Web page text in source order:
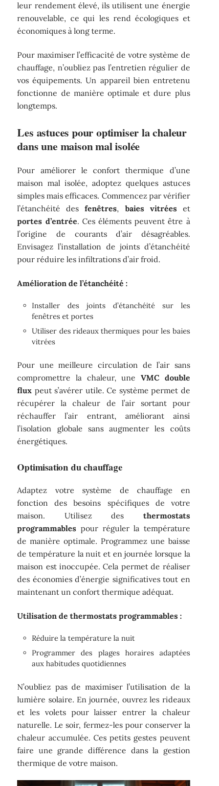
leur rendement élevé, ils utilisent une énergie
renouvelable, ce qui les rend écologiques et
économiques à long terme.
Pour maximiser l’efficacité de votre système de
chauffage, n’oubliez pas l’entretien régulier de
vos équipements. Un appareil bien entretenu
fonctionne de manière optimale et dure plus
longtemps.
Les astuces pour optimiser la chaleur
dans une maison mal isolée
Pour améliorer le confort thermique d’une
maison mal isolée, adoptez quelques astuces
simples mais efficaces. Commencez par vérifier
l’étanchéité desfenêtres, baies vitréeset
portes d’entrée. Ces éléments peuvent être à
l’origine de courants d’air désagréables.
Envisagez l’installation de joints d’étanchéité
pour réduire les infiltrations d’air froid.
Amélioration de l’étanchéité :
Installer des joints d’étanchéité sur les
fenêtres et portes
Utiliser des rideaux thermiques pour les baies
vitrées
Pour une meilleure circulation de l’air sans
compromettre la chaleur, une VMC double
flux peut s’avérer utile. Ce système permet de
récupérer la chaleur de l’air sortant pour
réchauffer l’air entrant, améliorant ainsi
l’isolation globale sans augmenter les coûts
énergétiques.
Optimisation du chauffage
Adaptez votre système de chauffage en
fonction des besoins spécifiques de votre
maison. Utilisez des thermostats
programmables pour réguler la température
de manière optimale. Programmez une baisse
de température la nuit et en journée lorsque la
maison est inoccupée. Cela permet de réaliser
des économies d’énergie significatives tout en
maintenant un confort thermique adéquat.
Utilisation de thermostats programmables :
Réduire la température la nuit
Programmer des plages horaires adaptées
aux habitudes quotidiennes
N’oubliez pas de maximiser l’utilisation de la
lumière solaire. En journée, ouvrez les rideaux
et les volets pour laisser entrer la chaleur
naturelle. Le soir, fermez-les pour conserver la
chaleur accumulée. Ces petits gestes peuvent
faire une grande différence dans la gestion
thermique de votre maison.